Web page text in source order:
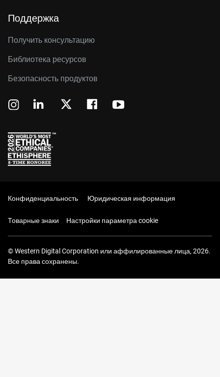
Поддержка
Получить консультацию
Библиотека ресурсов
Безопасность продуктов
Конфиденциальность Юридическая информация
Товарные знаки Настройки параметра cookie
© Western Digital Corporation или аффилированные лица, 2026.
Все права сохранены.